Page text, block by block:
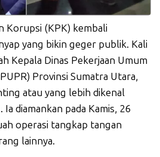
Korupsi (KPK) kembali
yang bikin geger publik. Kali
Kepala Dinas Pekerjaan Umum
Provinsi Sumatra Utara,
atau yang lebih dikenal
diamankan pada Kamis, 26
operasi tangkap tangan
lainnya.